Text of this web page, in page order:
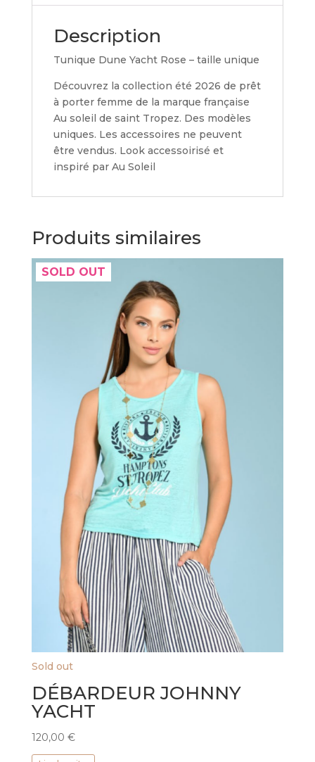
Description
Tunique Dune Yacht Rose – taille unique
Découvrez la collection été 2026 de prêt
à porter femme de la marque française
Au soleil de saint Tropez. Des modèles
uniques. Les accessoires ne peuvent
être vendus. Look accessoirisé et
inspiré par Au Soleil
Produits similaires
SOLD OUT
Sold out
DÉBARDEUR JOHNNY
YACHT
120,00 €